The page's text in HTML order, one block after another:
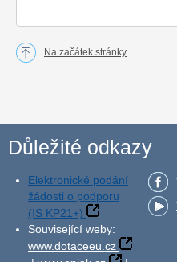
Na začátek stránky
Důležité odkazy
Elektronické podání
žádosti o podporu
(IS KP21+)
Související weby:
www.dotaceeu.cz